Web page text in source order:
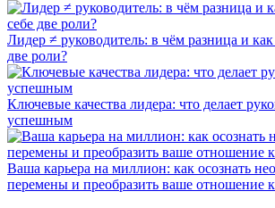
Лидер ≠ руководитель: в чём разница и как
две роли?
Ключевые качества лидера: что делает
успешным
Ваша карьера на миллион: как осознать
перемены и преобразить ваше отношение